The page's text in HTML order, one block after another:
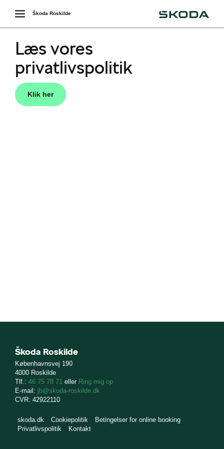
Toggle
navigation
Škoda Roskilde
Læs vores
privatlivspolitik
Klik her
Škoda Roskilde
Københavnsvej 190
4000 Roskilde
Tlf.: 46 75 78 71 eller Ring mig op
E-mail: jb@skoda-roskilde.dk
CVR: 42922110
skoda.dk Cookiepolitik
Betingelser for online booking
Privatlivspolitik
Kontakt